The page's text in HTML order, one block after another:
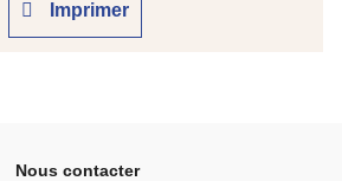
Imprimer
Nous contacter